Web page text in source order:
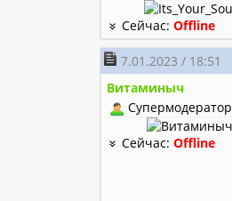
Сейчас:Offline
7.01.2023 / 18:51
Витаминыч
Супермодератор
Сейчас:Offline